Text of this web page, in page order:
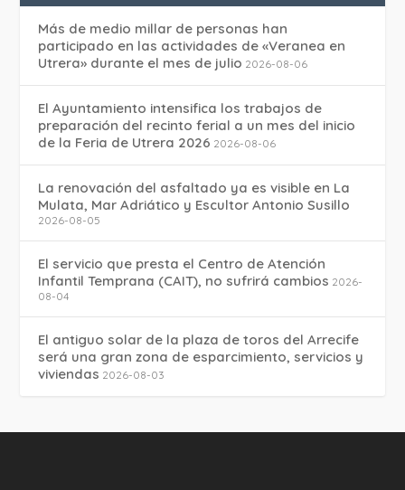
Más de medio millar de personas han
participado en las actividades de «Veranea en
Utrera» durante el mes de julio 2026-08-06
El Ayuntamiento intensifica los trabajos de
preparación del recinto ferial a un mes del inicio
de la Feria de Utrera 2026 2026-08-06
La renovación del asfaltado ya es visible en La
Mulata, Mar Adriático y Escultor Antonio Susillo
2026-08-05
El servicio que presta el Centro de Atención
Infantil Temprana (CAIT), no sufrirá cambios 2026-
08-04
El antiguo solar de la plaza de toros del Arrecife
será una gran zona de esparcimiento, servicios y
viviendas 2026-08-03